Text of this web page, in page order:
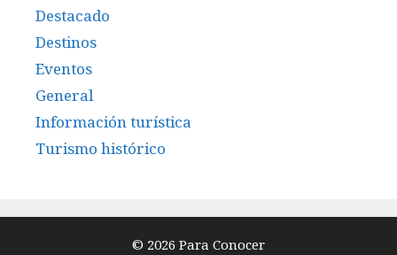
Destacado
Destinos
Eventos
General
Información turística
Turismo histórico
© 2026 Para Conocer